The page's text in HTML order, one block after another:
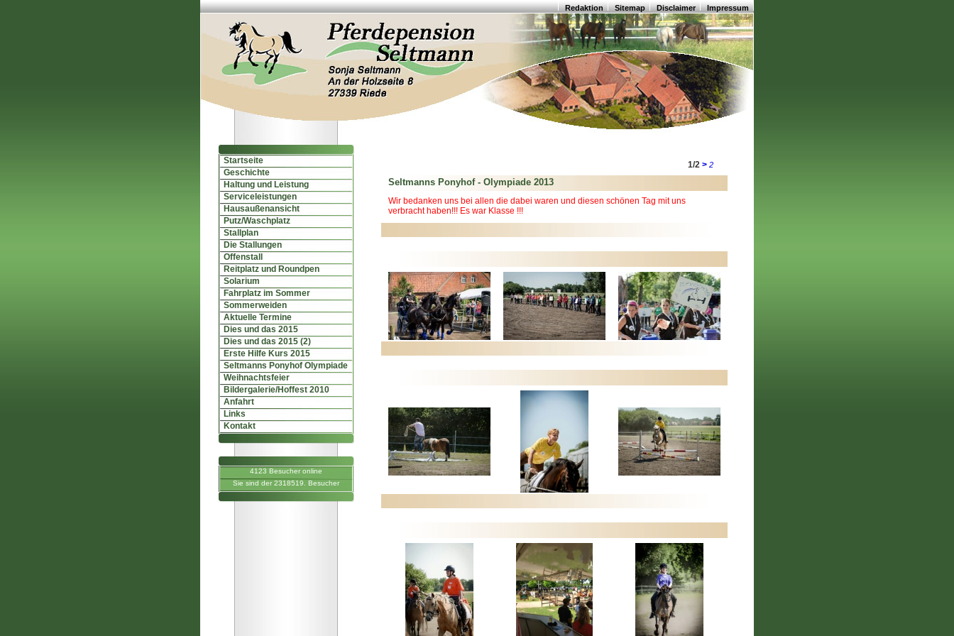
Redaktion Sitemap Disclaimer Impressum
Startseite
Geschichte
Haltung und Leistung
Serviceleistungen
Hausaußenansicht
Putz/Waschplatz
Stallplan
Die Stallungen
Offenstall
Reitplatz und Roundpen
Solarium
Fahrplatz im Sommer
Sommerweiden
Aktuelle Termine
Dies und das 2015
Dies und das 2015 (2)
Erste Hilfe Kurs 2015
Seltmanns Ponyhof Olympiade
Weihnachtsfeier
Bildergalerie/Hoffest 2010
Anfahrt
Links
Kontakt
4123 Besucher online
Sie sind der 2318519. Besucher
1/2 > 2
Seltmanns Ponyhof - Olympiade 2013
Wir bedanken uns bei allen die dabei waren und diesen schönen Tag mit uns
verbracht haben!!! Es war Klasse !!!